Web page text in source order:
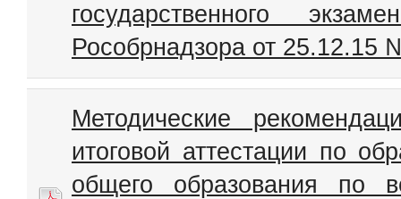
государственного
Рособрнадзора от 25.12.15
Методические
итоговой аттестации по
общего образования по